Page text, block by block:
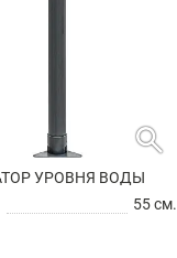
search
УРОВНЯ ВОДЫ
55 см.